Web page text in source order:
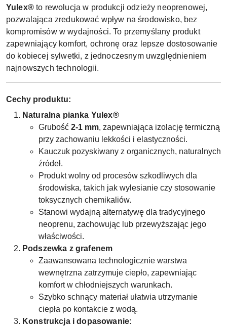
Yulex®to rewolucja w produkcji odzieży neoprenowej,
pozwalająca zredukować wpływ na środowisko, bez
kompromisów w wydajności. To przemyślany produkt
zapewniający komfort, ochronę oraz lepsze dostosowanie
do kobiecej sylwetki, z jednoczesnym uwzględnieniem
najnowszych technologii.
Cechy produktu:
Naturalna pianka Yulex®
Grubość 2-1 mm, zapewniająca izolację termiczną
przy zachowaniu lekkości i elastyczności.
Kauczuk pozyskiwany z organicznych, naturalnych
źródeł.
Produkt wolny od procesów szkodliwych dla
środowiska, takich jak wylesianie czy stosowanie
toksycznych chemikaliów.
Stanowi wydajną alternatywę dla tradycyjnego
neoprenu, zachowując lub przewyższając jego
właściwości.
Podszewka z grafenem
Zaawansowana technologicznie warstwa
wewnętrzna zatrzymuje ciepło, zapewniając
komfort w chłodniejszych warunkach.
Szybko schnący materiał ułatwia utrzymanie
ciepła po kontakcie z wodą.
Konstrukcja i dopasowanie: